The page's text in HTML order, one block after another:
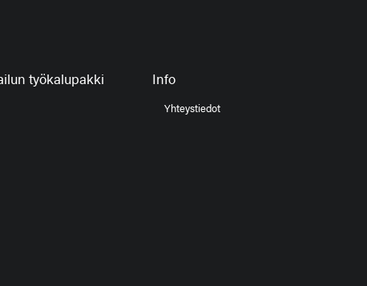
työkalupakki Info
Yhteystiedot